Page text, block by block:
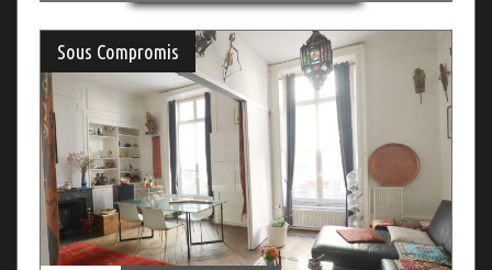
Sous Compromis